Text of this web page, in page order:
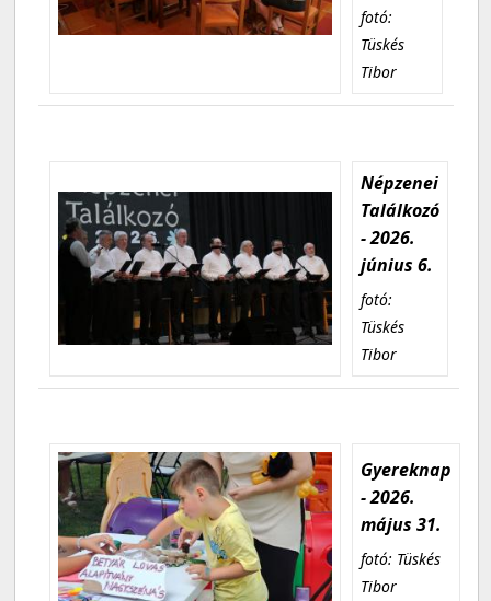
fotó:
Tüskés
Tibor
Népzenei
Találkozó
- 2026.
június 6.
fotó:
Tüskés
Tibor
Gyereknap
- 2026.
május 31.
fotó: Tüskés
Tibor